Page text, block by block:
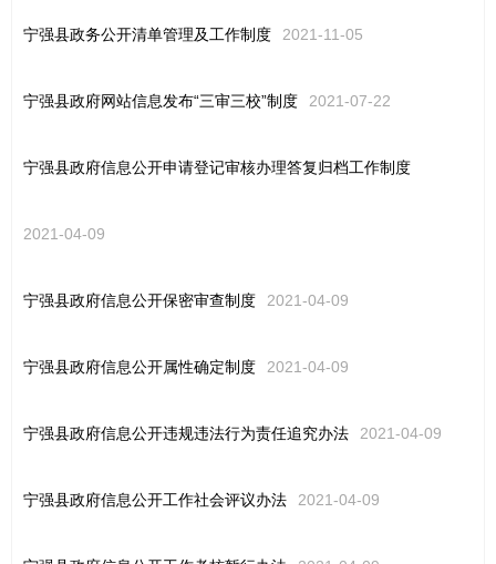
宁强县政务公开清单管理及工作制度 2021-11-05
宁强县政府网站信息发布“三审三校”制度 2021-07-22
宁强县政府信息公开申请登记审核办理答复归档工作制度
2021-04-09
宁强县政府信息公开保密审查制度 2021-04-09
宁强县政府信息公开属性确定制度 2021-04-09
宁强县政府信息公开违规违法行为责任追究办法 2021-04-09
宁强县政府信息公开工作社会评议办法 2021-04-09